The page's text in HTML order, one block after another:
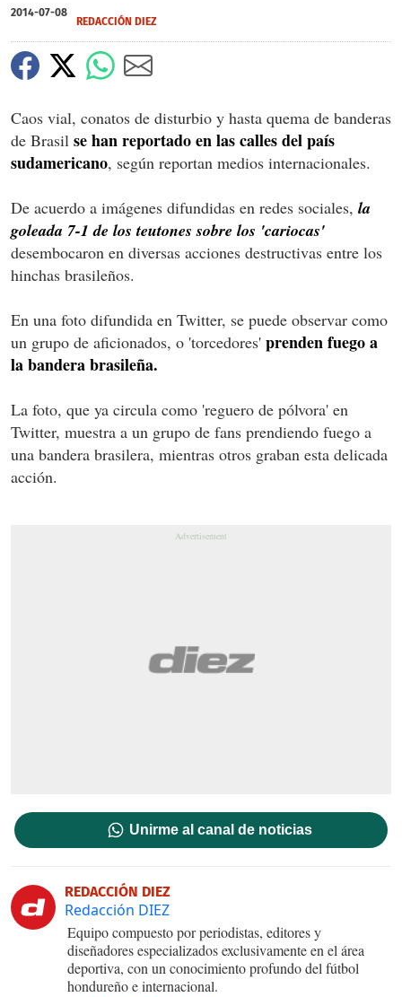
2014-07-08
REDACCIÓN DIEZ
Caos vial, conatos de disturbio y hasta quema de banderas
de Brasil se han reportado en las calles del país
sudamericano, según reportan medios internacionales.
De acuerdo a imágenes difundidas en redes sociales, la
goleada 7-1 de los teutones sobre los 'cariocas'
desembocaron en diversas acciones destructivas entre los
hinchas brasileños.
En una foto difundida en Twitter, se puede observar como
un grupo de aficionados, o 'torcedores' prenden fuego a
la bandera brasileña.
La foto, que ya circula como 'reguero de pólvora' en
Twitter, muestra a un grupo de fans prendiendo fuego a
una bandera brasilera, mientras otros graban esta delicada
acción.
Unirme al canal de noticias
REDACCIÓN DIEZ
Redacción DIEZ
Equipo compuesto por periodistas, editores y
diseñadores especializados exclusivamente en el área
deportiva, con un conocimiento profundo del fútbol
hondureño e internacional.